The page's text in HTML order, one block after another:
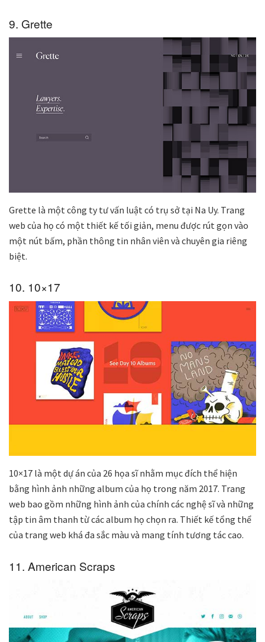
9. Grette
Grette là một công ty tư vấn luật có trụ sở tại Na Uy. Trang
web của họ có một thiết kế tối giản, menu được rút gọn vào
một nút bấm, phần thông tin nhân viên và chuyên gia riêng
biệt.
10. 10×17
10×17 là một dự án của 26 họa sĩ nhằm mục đích thể hiện
bằng hình ảnh những album của họ trong năm 2017. Trang
web bao gồm những hình ảnh của chính các nghệ sĩ và những
tập tin âm thanh từ các album họ chọn ra. Thiết kế tổng thể
của trang web khá đa sắc màu và mang tính tương tác cao.
11. American Scraps